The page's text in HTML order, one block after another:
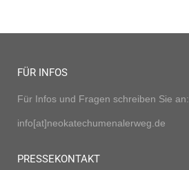
FÜR INFOS
Für Infos und Fragen schreiben Sie an:
info[at]neokatechumenalerweg.de
PRESSEKONTAKT